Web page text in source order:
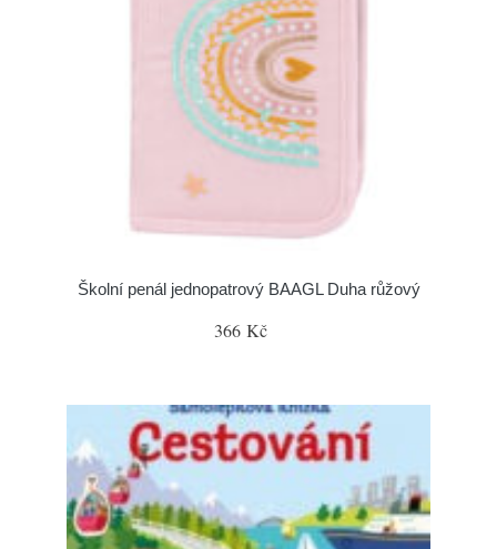
Školní penál jednopatrový BAAGL Duha růžový
366 Kč